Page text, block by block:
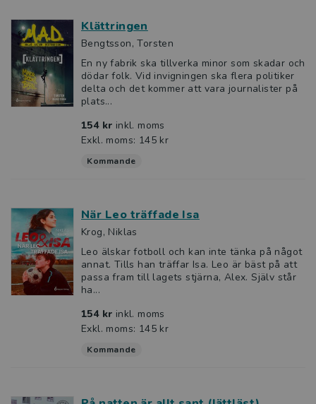
Klättringen
Bengtsson, Torsten
En ny fabrik ska tillverka minor som skadar och
dödar folk. Vid invigningen ska flera politiker
delta och det kommer att vara journalister på
plats...
154 kr inkl. moms
Exkl. moms: 145 kr
Kommande
När Leo träffade Isa
Krog, Niklas
Leo älskar fotboll och kan inte tänka på något
annat. Tills han träffar Isa. Leo är bäst på att
passa fram till lagets stjärna, Alex. Själv står
ha...
154 kr inkl. moms
Exkl. moms: 145 kr
Kommande